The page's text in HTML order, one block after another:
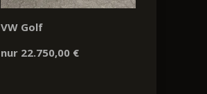
VW Golf
nur 22.750,00 €